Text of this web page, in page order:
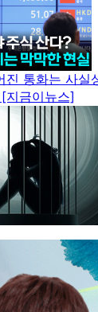
진 통화는 사실
지금이뉴스]